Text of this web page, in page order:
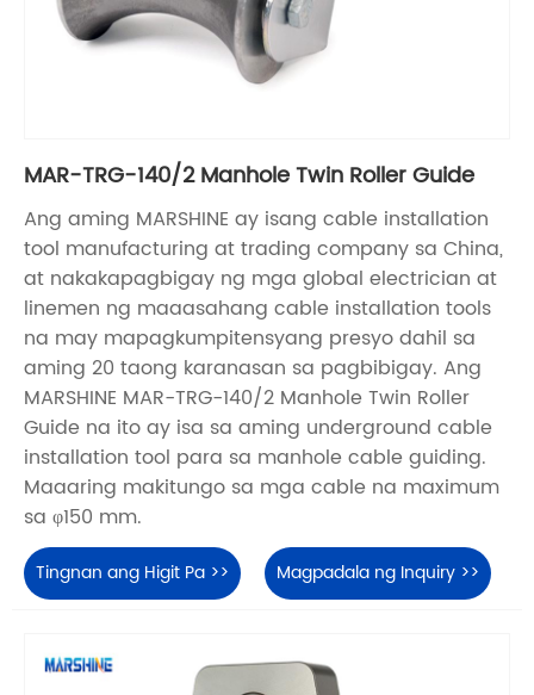
MAR-TRG-140/2 Manhole Twin Roller Guide
Ang aming MARSHINE ay isang cable installation
tool manufacturing at trading company sa China,
at nakakapagbigay ng mga global electrician at
linemen ng maaasahang cable installation tools
na may mapagkumpitensyang presyo dahil sa
aming 20 taong karanasan sa pagbibigay. Ang
MARSHINE MAR-TRG-140/2 Manhole Twin Roller
Guide na ito ay isa sa aming underground cable
installation tool para sa manhole cable guiding.
Maaaring makitungo sa mga cable na maximum
sa φ150 mm.
Tingnan ang Higit Pa >> Magpadala ng Inquiry >>